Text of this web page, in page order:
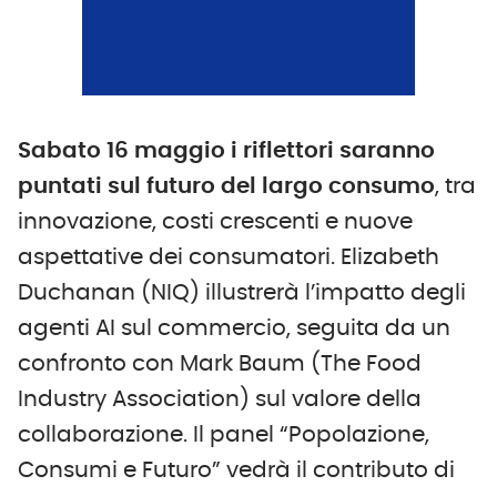
Sabato 16 maggio i riflettori saranno
puntati sul futuro del
argo consumo, tra
innovazione, costi crescenti e nuove
aspettative dei consumatori. Elizabeth
Duchanan (NIQ) illustrerà l’impatto degli
agenti AI sul commercio, seguita da un
confronto con Mark Baum (The Food
Industry Association) sul valore della
collaborazione. Il panel “Popolazione,
Consumi e Futuro” vedrà il contributo di